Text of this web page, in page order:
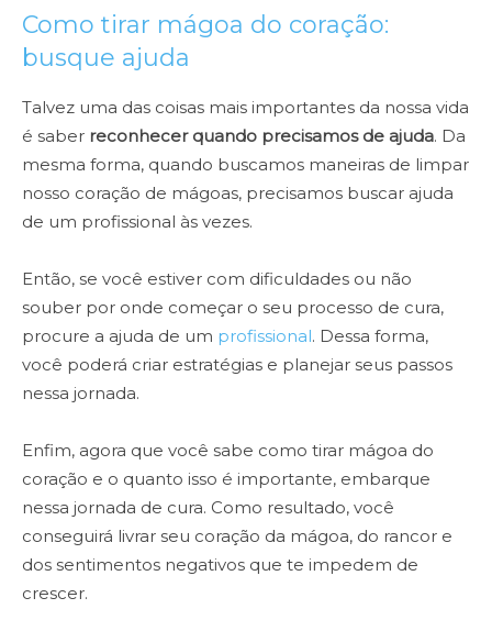
Como tirar mágoa do coração:
busque ajuda
Talvez uma das coisas mais importantes da nossa vida
é saber reconhecer quando precisamos de ajuda. Da
mesma forma, quando buscamos maneiras de limpar
nosso coração de mágoas, precisamos buscar ajuda
de um profissional às vezes.
Então, se você estiver com dificuldades ou não
souber por onde começar o seu processo de cura,
procure a ajuda de um profissional. Dessa forma,
você poderá criar estratégias e planejar seus passos
nessa jornada.
Enfim, agora que você sabe como tirar mágoa do
coração e o quanto isso é importante, embarque
nessa jornada de cura. Como resultado, você
conseguirá livrar seu coração da mágoa, do rancor e
dos sentimentos negativos que te impedem de
crescer.